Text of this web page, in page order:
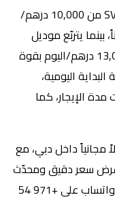
أما في فئة الـ V12 الكبرى فتبدأ أفينتادور SVJ من 10,000 درهم/
سعة 6.5 لتر بقوة 770 حصاناً، بينما يتربّع موديل
ريفويلتو الهجين الجديد على القمة من 13,000 درهم/اليوم بقوة
البداية اليومية،
الإيجار، كما
مجانياً داخل دبي، مع
عرض سعر دقيق ومحدّث
للتاريخ الذي تريده، تواصل معنا مباشرة عبر واتساب على +971 54